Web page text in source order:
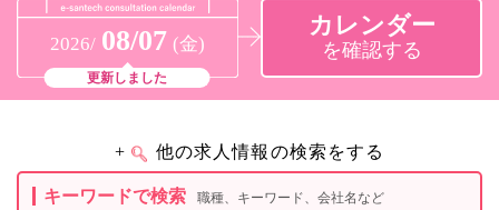
2026/ 08/07 (金)
更新しました
カレンダー
を確認する
+ 他の求人情報の検索をする
キーワードで検索 職種、キーワード、会社名など